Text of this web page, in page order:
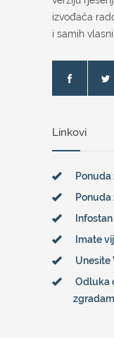
izvođača
i samih
Linkovi
Ponuda
Ponuda
Imate
Unesite
Odluka